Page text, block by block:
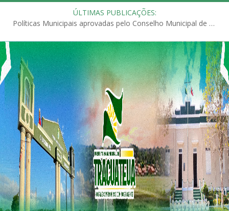
ÚLTIMAS PUBLICAÇÕES:
Políticas Municipais aprovadas pelo Conselho Municipal de Educação (CME)